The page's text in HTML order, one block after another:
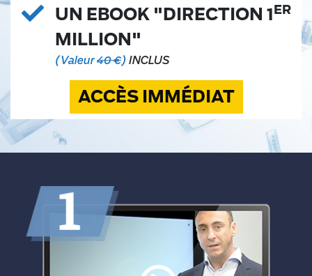
UN EBOOK "DIRECTION 1ER
MILLION"
(Valeur40€)INCLUS
ACCÈS IMMÉDIAT